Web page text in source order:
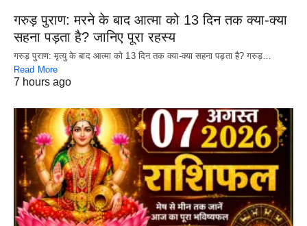
गरुड़ पुराण: मरने के बाद आत्मा को 13 दिन तक क्या-क्या
सहना पड़ता है? जानिए पूरा रहस्य
गरुड़ पुराण: मृत्यु के बाद आत्मा को 13 दिन तक क्या-क्या सहना पड़ता है? गरुड़…
Read More
7 hours ago